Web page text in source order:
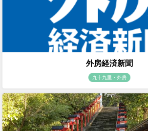
外房経済新聞
九十九里・外房